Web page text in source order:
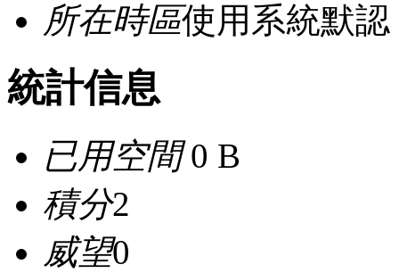
所在時區使用系統默認
統計信息
已用空間0 B
積分2
威望0